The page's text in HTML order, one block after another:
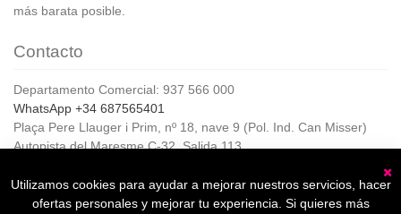
más barata posible.
Contacto
Departamento Comercial: 937 566 000
WhatsApp +34 687565401
Plaça Pere Llauger i Prim, nº 18, nave 9 (Pol. Ind. Can Misser)
Autopista del Maresme C-32, Salida 113
Horario de Atención al cliente:
De lunes a jueves de 8:00 a 17:00,
Utilizamos cookies para ayudar a mejorar nuestros servicios, hacer
ofertas personales y mejorar tu experiencia. Si quieres más